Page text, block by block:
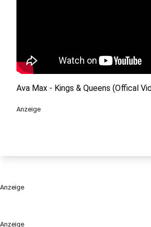
Anzeige
Ava Max - Kings & Queens (Offical
Anzeige
Anzeige